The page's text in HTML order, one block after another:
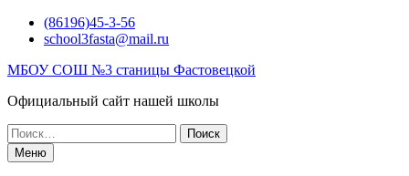
Перейти(86196)45-3-56
school3fasta@mail.ru
МБОУ СОШ №3 станицы Фастовецкой
Официальный сайт нашей школы
Поиск
по:Меню